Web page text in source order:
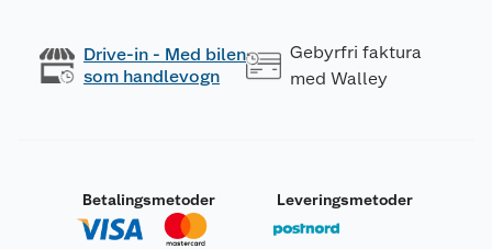
Drive-in - Med bilen
som handlevogn
Gebyrfri faktura
med Walley
Betalingsmetoder Leveringsmetoder